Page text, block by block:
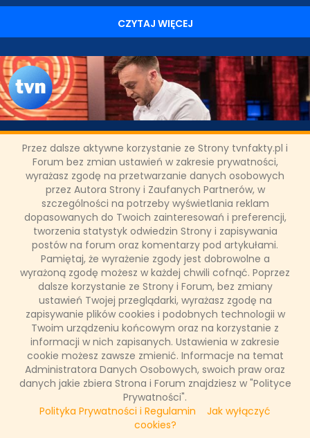
Przez dalsze aktywne korzystanie ze Strony tvnfakty.pl i
Forum bez zmian ustawień w zakresie prywatności,
wyrażasz zgodę na przetwarzanie danych osobowych
przez Autora Strony i Zaufanych Partnerów, w
szczególności na potrzeby wyświetlania reklam
dopasowanych do Twoich zainteresowań i preferencji,
tworzenia statystyk odwiedzin Strony i zapisywania
postów na forum oraz komentarzy pod artykułami.
Pamiętaj, że wyrażenie zgody jest dobrowolne a
wyrażoną zgodę możesz w każdej chwili cofnąć. Poprzez
dalsze korzystanie ze Strony i Forum, bez zmiany
ustawień Twojej przeglądarki, wyrażasz zgodę na
zapisywanie plików cookies i podobnych technologii w
Twoim urządzeniu końcowym oraz na korzystanie z
informacji w nich zapisanych. Ustawienia w zakresie
cookie możesz zawsze zmienić. Informacje na temat
Administratora Danych Osobowych, swoich praw oraz
danych jakie zbiera Strona i Forum znajdziesz w "Polityce
Prywatności".
Polityka Prywatności i Regulamin
Jak wyłączyć
cookies?
CZYTAJ WIĘCEJ
Mateusz Gessler z nowym
programem od września
Jesienią na antenie TVN swoją premierę będzie miał autorski
program Mateusza Gesslera "Drzewo Marzeń". Znany
restaurator odwiedzi wybrane szkoły w całej Polsce i pomoże
najmłodszym spełnić marzenia ich bliskich. Uczestnicy
programu będą mieli za zadanie wymyślić takie życzenia,
które uszczęśliwią kogoś innego. Format ten zdobył
popularność w Holandii.
Łukasz Ropczyński
8 czerwca 2017, 10:12
(0 komentarzy)
CZYTAJ WIĘCEJ